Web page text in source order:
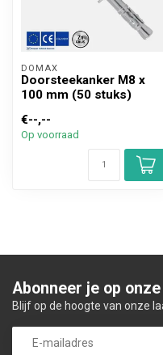
DOMAX
Doorsteekanker M8 x
100 mm (50 stuks)
€--,--
Op voorraad
Abonneer je op
Blijf op de hoogte van onze